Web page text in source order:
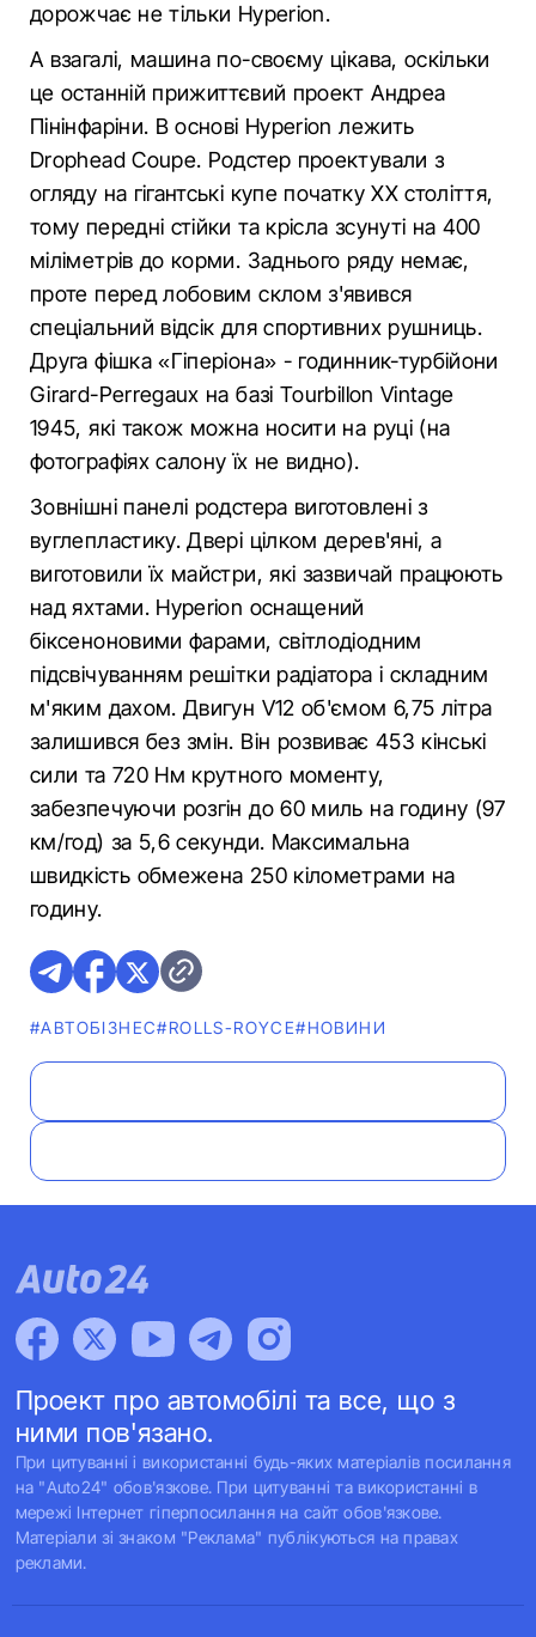
дорожчає не тільки Hyperion.
А взагалі, машина по-своєму цікава, оскільки
це останній прижиттєвий проект Андреа
Пінінфаріни. В основі Hyperion лежить
Drophead Coupе. Родстер проектували з
огляду на гігантські купе початку XX століття,
тому передні стійки та крісла зсунуті на 400
міліметрів до корми. Заднього ряду немає,
проте перед лобовим склом з'явився
спеціальний відсік для спортивних рушниць.
Друга фішка «Гіперіона» - годинник-турбійони
Girard-Perregaux на базі Tourbillon Vintage
1945, які також можна носити на руці (на
фотографіях салону їх не видно).
Зовнішні панелі родстера виготовлені з
вуглепластику. Двері цілком дерев'яні, а
виготовили їх майстри, які зазвичай працюють
над яхтами. Hyperion оснащений
біксеноновими фарами, світлодіодним
підсвічуванням решітки радіатора і складним
м'яким дахом. Двигун V12 об'ємом 6,75 літра
залишився без змін. Він розвиває 453 кінські
сили та 720 Нм крутного моменту,
забезпечуючи розгін до 60 миль на годину (97
км/год) за 5,6 секунди. Максимальна
швидкість обмежена 250 кілометрами на
годину.
#АВТОБІЗНЕС#ROLLS-ROYCE#НОВИНИ
Проект про автомобілі та все, що з
ними пов'язано.
При цитуванні і використанні будь-яких матеріалів посилання
на "Auto24" обов'язкове. При цитуванні та використанні в
мережі Інтернет гіперпосилання на сайт обов'язкове.
Матеріали зі знаком "Реклама" публікуються на правах
реклами.